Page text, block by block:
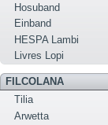
Hosuband
Einband
HESPA Lambi
Livres Lopi
FILCOLANA
Tilia
Arwetta